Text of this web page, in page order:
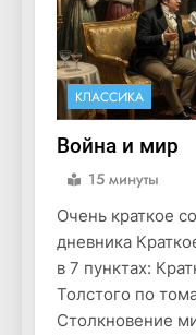
КЛАССИКА
Война и мир
15 минуты
Очень краткое
дневника
в 7 пунктах:
Толстого по
Столкновение